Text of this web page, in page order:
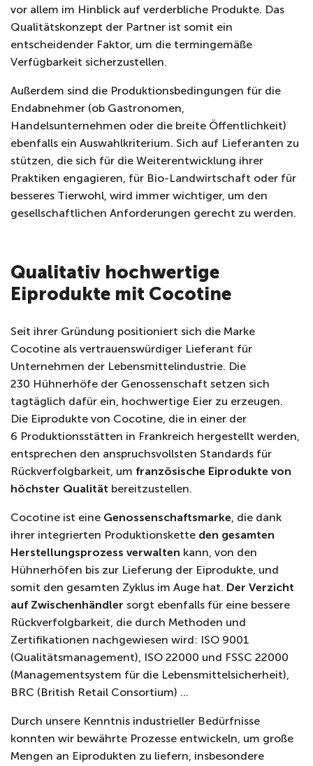
vor allem im Hinblick auf verderbliche Produkte. Das
Qualitätskonzept der Partner ist somit ein
entscheidender Faktor, um die termingemäße
Verfügbarkeit sicherzustellen.
Außerdem sind die Produktionsbedingungen für die
Endabnehmer (ob Gastronomen,
Handelsunternehmen oder die breite Öffentlichkeit)
ebenfalls ein Auswahlkriterium. Sich auf Lieferanten zu
stützen, die sich für die Weiterentwicklung ihrer
Praktiken engagieren, für Bio-Landwirtschaft oder für
besseres Tierwohl, wird immer wichtiger, um den
gesellschaftlichen Anforderungen gerecht zu werden.
Qualitativ hochwertige
Eiprodukte mit Cocotine
Seit ihrer Gründung positioniert sich die Marke
Cocotine als vertrauenswürdiger Lieferant für
Unternehmen der Lebensmittelindustrie. Die
230 Hühnerhöfe der Genossenschaft setzen sich
tagtäglich dafür ein, hochwertige Eier zu erzeugen.
Die Eiprodukte von Cocotine, die in einer der
6 Produktionsstätten in Frankreich hergestellt werden,
entsprechen den anspruchsvollsten Standards für
Rückverfolgbarkeit, um französische Eiprodukte von
höchster Qualität bereitzustellen.
Cocotine ist eine Genossenschaftsmarke, die dank
ihrer integrierten Produktionskette den gesamten
Herstellungsprozess verwalten kann, von den
Hühnerhöfen bis zur Lieferung der Eiprodukte, und
somit den gesamten Zyklus im Auge hat. Der Verzicht
auf Zwischenhändler sorgt ebenfalls für eine bessere
Rückverfolgbarkeit, die durch Methoden und
Zertifikationen nachgewiesen wird: ISO 9001
(Qualitätsmanagement), ISO 22000 und FSSC 22000
(Managementsystem für die Lebensmittelsicherheit),
BRC (British Retail Consortium) …
Durch unsere Kenntnis industrieller Bedürfnisse
konnten wir bewährte Prozesse entwickeln, um große
Mengen an Eiprodukten zu liefern, insbesondere